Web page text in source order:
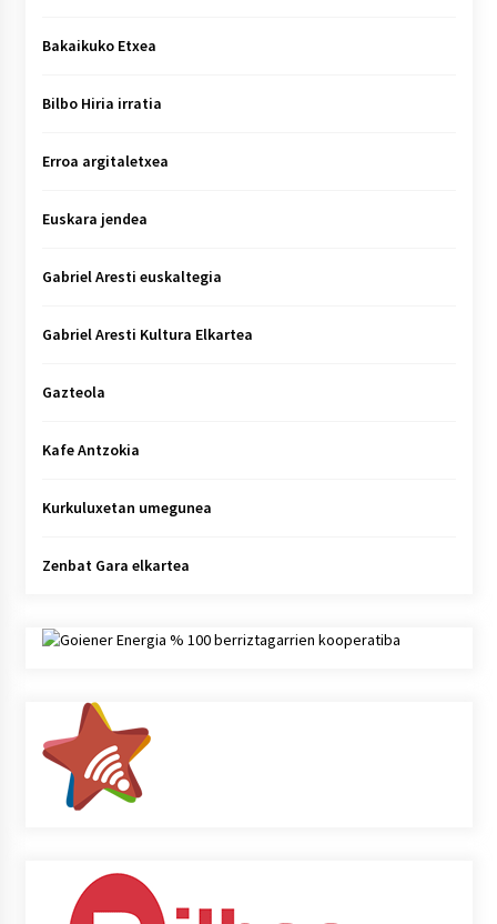
Bakaikuko Etxea
Bilbo Hiria irratia
Erroa argitaletxea
Euskara jendea
Gabriel Aresti euskaltegia
Gabriel Aresti Kultura Elkartea
Gazteola
Kafe Antzokia
Kurkuluxetan umegunea
Zenbat Gara elkartea